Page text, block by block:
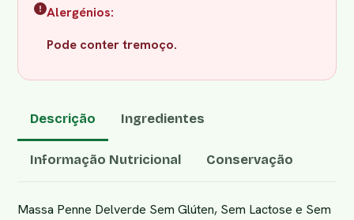
Alergénios:
Pode conter tremoço.
Descrição Ingredientes
Informação Nutricional Conservação
Massa Penne Delverde Sem Glúten, Sem Lactose e Sem